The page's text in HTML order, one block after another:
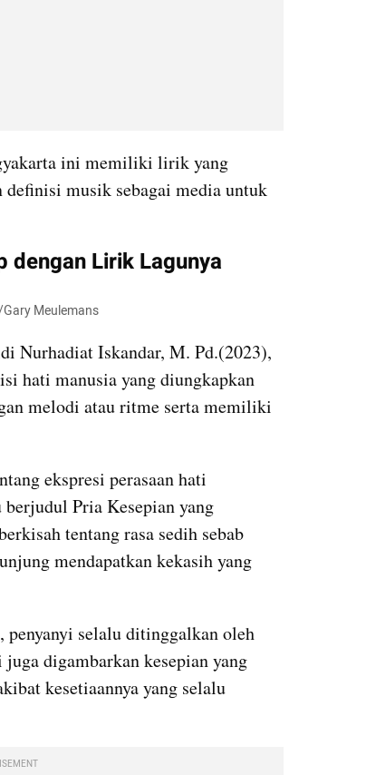
ini memiliki lirik yang
musik sebagai media untuk
dengan Lirik Lagunya
Meulemans
Nurhadiat Iskandar, M. Pd.(2023),
hati manusia yang diungkapkan
melodi atau ritme serta memiliki
ekspresi perasaan hati
berjudul Pria Kesepian yang
tentang rasa sedih sebab
mendapatkan kekasih yang
selalu ditinggalkan oleh
digambarkan kesepian yang
kesetiaannya yang selalu